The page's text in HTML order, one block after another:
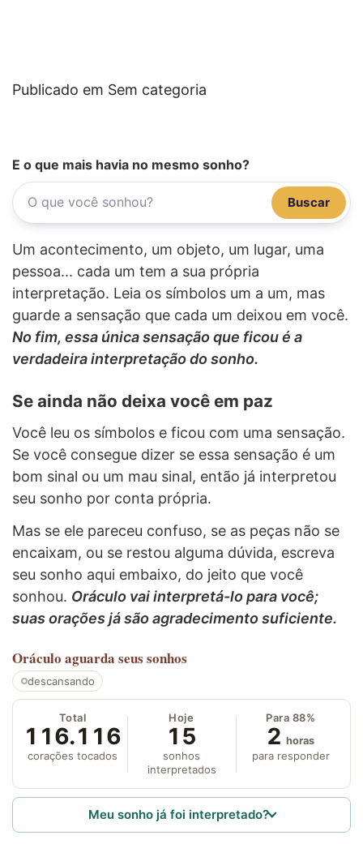
Publicado em Sem categoria
E o que mais havia no mesmo sonho?
Buscar
Um acontecimento, um objeto, um lugar, uma
pessoa... cada um tem a sua própria
interpretação. Leia os símbolos um a um, mas
guarde a sensação que cada um deixou em você.
No fim, essa única sensação que ficou é a
verdadeira interpretação do sonho.
Se ainda não deixa você em paz
Você leu os símbolos e ficou com uma sensação.
Se você consegue dizer se essa sensação é um
bom sinal ou um mau sinal, então já interpretou
seu sonho por conta própria.
Mas se ele pareceu confuso, se as peças não se
encaixam, ou se restou alguma dúvida, escreva
seu sonho aqui embaixo, do jeito que você
sonhou. Oráculo vai interpretá-lo para você;
suas orações já são agradecimento suficiente.
Oráculo aguarda seus sonhos
descansando
Total
116.116
corações tocados
Hoje
15
sonhos
interpretados
Para 88%
2 horas
para responder
Meu sonho já foi interpretado?